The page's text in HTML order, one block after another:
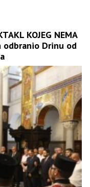
KOJEG NEMA
odbranio Drinu od